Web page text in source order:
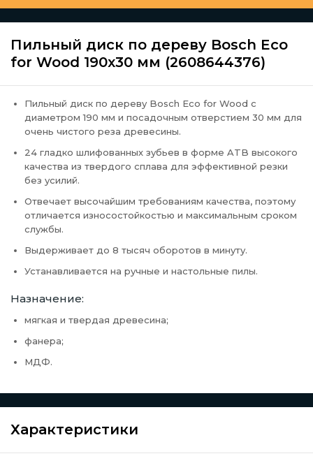
Пильный диск по дереву Bosch Eco
for Wood 190x30 мм (2608644376)
Пильный диск по дереву Bosch Eco for Wood с
диаметром 190 мм и посадочным отверстием 30 мм для
очень чистого реза древесины.
24 гладко шлифованных зубьев в форме ATB высокого
качества из твердого сплава для эффективной резки
без усилий.
Отвечает высочайшим требованиям качества, поэтому
отличается износостойкостью и максимальным сроком
службы.
Выдерживает до 8 тысяч оборотов в минуту.
Устанавливается на ручные и настольные пилы.
Назначение:
мягкая и твердая древесина;
фанера;
МДФ.
Характеристики